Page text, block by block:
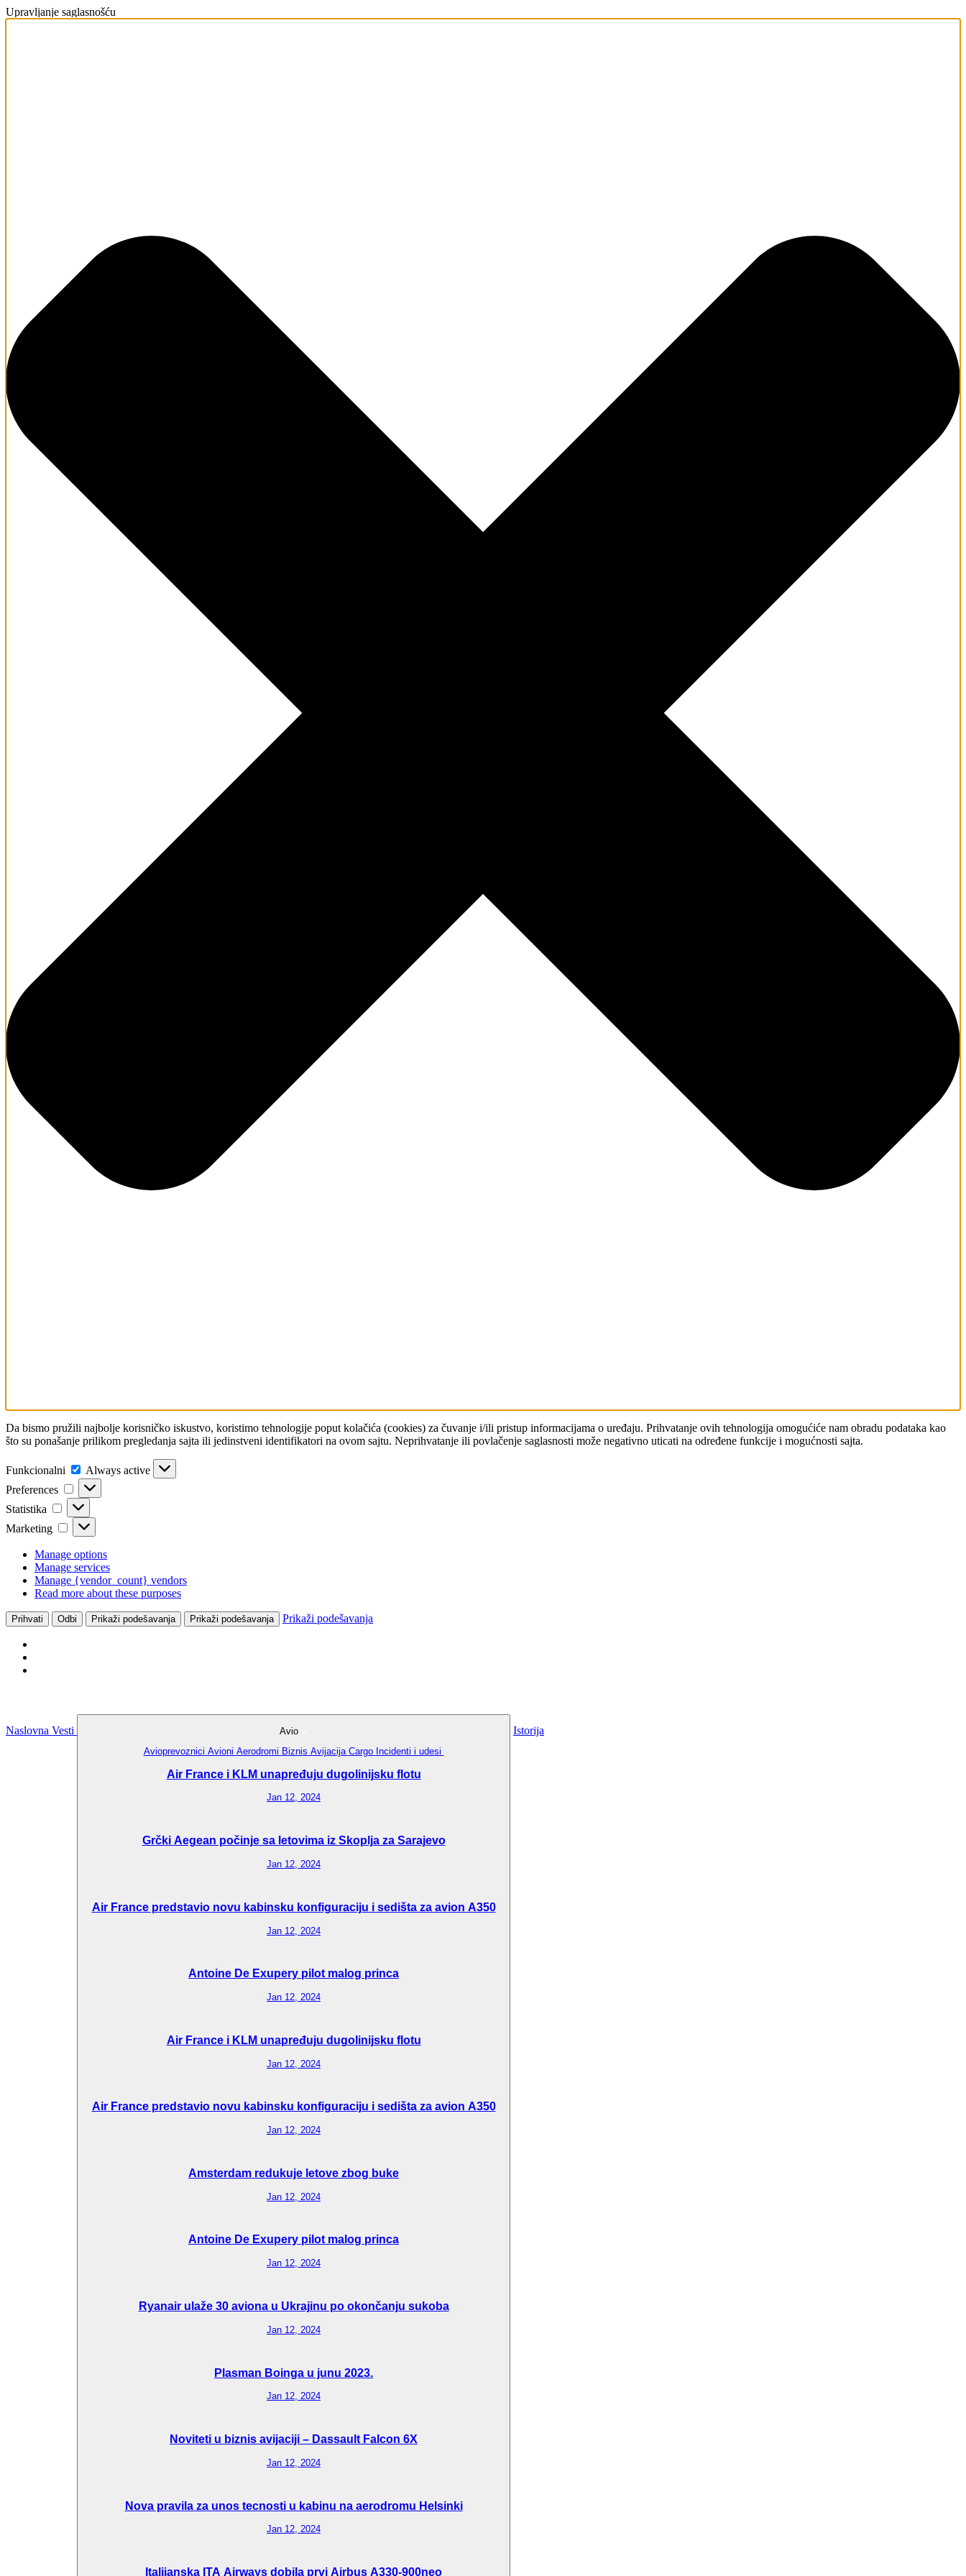
Upravljanje saglasnošću
Da bismo pružili najbolje korisničko iskustvo, koristimo tehnologije poput kolačića (cookies) za čuvanje i/ili pristup informacijama o uređaju. Prihvatanje ovih tehnologija omogućiće nam obradu podataka kao
što su ponašanje prilikom pregledanja sajta ili jedinstveni identifikatori na ovom sajtu. Neprihvatanje ili povlačenje saglasnosti može negativno uticati na određene funkcije i mogućnosti sajta.
Funkcionalni Funkcionalni
Always active
Preferences
Preferences
Statistika Statistika
Marketing Marketing
Manage options
Manage services
Manage {vendor_count} vendors
Read more about these purposes
Prihvati Odbi Prikaži podešavanja Prikaži podešavanja Prikaži podešavanja
Naslovna Vesti
Avio
Avioprevoznici Avioni Aerodromi Biznis Avijacija Cargo Incidenti i udesi
Air France i KLM unapređuju dugolinijsku flotu
Jan 12, 2024
Grčki Aegean počinje sa letovima iz Skoplja za Sarajevo
Jan 12, 2024
Air France predstavio novu kabinsku konfiguraciju i sedišta za avion A350
Jan 12, 2024
Antoine De Exupery pilot malog princa
Jan 12, 2024
Air France i KLM unapređuju dugolinijsku flotu
Jan 12, 2024
Air France predstavio novu kabinsku konfiguraciju i sedišta za avion A350
Jan 12, 2024
Amsterdam redukuje letove zbog buke
Jan 12, 2024
Antoine De Exupery pilot malog princa
Jan 12, 2024
Ryanair ulaže 30 aviona u Ukrajinu po okončanju sukoba
Jan 12, 2024
Plasman Boinga u junu 2023.
Jan 12, 2024
Noviteti u biznis avijaciji – Dassault Falcon 6X
Jan 12, 2024
Nova pravila za unos tecnosti u kabinu na aerodromu Helsinki
Jan 12, 2024
Italijanska ITA Airways dobila prvi Airbus A330-900neo
Istorija